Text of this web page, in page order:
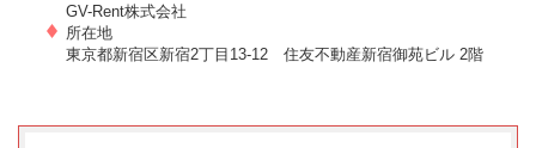
GV-Rent株式会社
所在地
東京都新宿区新宿2丁目13-12 住友不動産新宿御苑ビル 2階